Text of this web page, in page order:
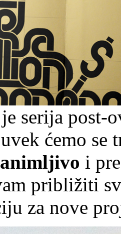
je serija post-
ćemo se
i
približiti
za nove